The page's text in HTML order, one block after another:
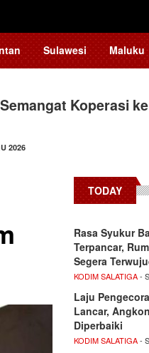
Sulawesi Maluku
Koperasi
2026
Saing Indonesia,
2026
TODAY
Rasa Syukur
Terpancar,
Segera
KODIM SALATIGA-
Laju
Lancar,
Diperbaiki
KODIM SALATIGA-